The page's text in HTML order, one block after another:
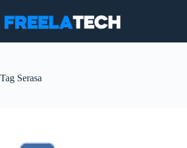
para
Tag Serasa